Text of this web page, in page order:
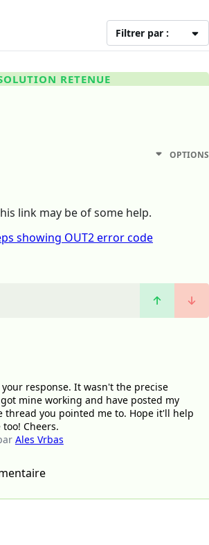
Filtrer par :
RETENUE
OPTIONS
link may be of some help.
showing OUT2 error code
response. It wasn't the precise
mine working and have posted my
thread you pointed me to. Hope it'll help
Cheers.
Ales Vrbas